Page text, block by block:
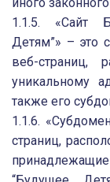
1.1.5. «Сайт
Детям”» – это
веб-страниц,
уникальному
также его
1.1.6.
страниц,